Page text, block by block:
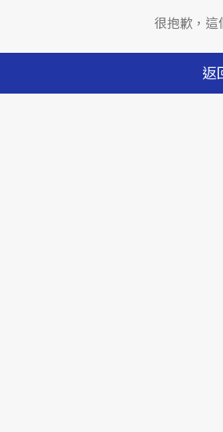
很抱歉，這
返